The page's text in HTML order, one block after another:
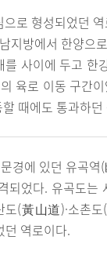
로 형성되었던
지방에서 한양으
사이에 두고 한
육로 이동 구간
때에도 통과하던
경에 있던 유곡
되었다. 유곡도는
(黃山道)·소촌
던 역로이다.